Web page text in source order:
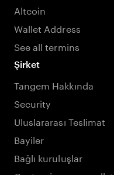
Altcoin
Wallet Address
See all termins
Şirket
Tangem Hakkında
Security
Uluslararası Teslimat
Bayiler
Bağlı kuruluşlar